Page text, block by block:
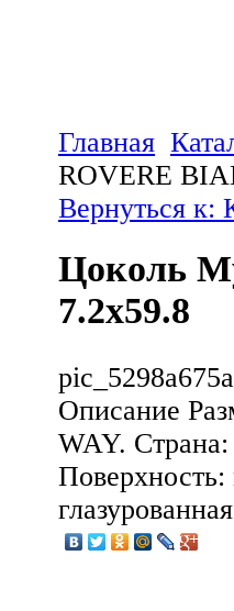
Главная
ROVERE
Вернуться к:
Цоколь
7.2x59.8
Описание
WAY.
Поверхность: